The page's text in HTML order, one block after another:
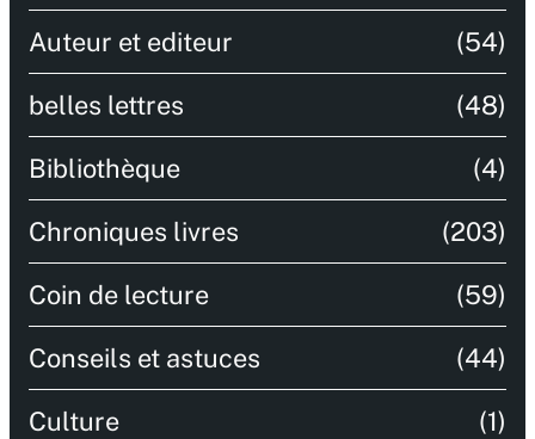
Auteur et editeur (54)
belles lettres (48)
Bibliothèque (4)
Chroniques livres (203)
Coin de lecture (59)
Conseils et astuces (44)
Culture (1)